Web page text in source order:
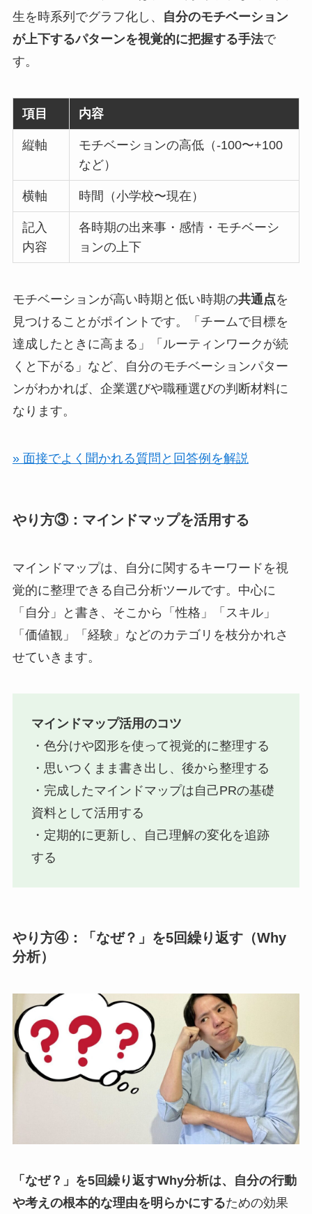
生を時系列でグラフ化し、
自分のモチベーション
が上下するパターンを視覚的に把握する手法で
す。
項目 内容
縦軸
モチベーションの高低（-100〜+100
など）
横軸 時間（小学校〜現在）
記入
内容
各時期の出来事・感情・モチベーシ
ョンの上下
モチベーションが高い時期と低い時期の共通点を
見つけることがポイントです。「チームで目標を
達成したときに高まる」「ルーティンワークが続
くと下がる」など、自分のモチベーションパター
ンがわかれば、企業選びや職種選びの判断材料に
なります。
» 面接でよく聞かれる質問と回答例を解説
やり方③：マインドマップを活用する
マインドマップは、自分に関するキーワードを視
覚的に整理できる自己分析ツールです。中心に
「自分」と書き、そこから「性格」「スキル」
「価値観」「経験」などのカテゴリを枝分かれさ
せていきます。
マインドマップ活用のコツ
・色分けや図形を使って視覚的に整理する
・思いつくまま書き出し、後から整理する
・完成したマインドマップは自己PRの基礎
資料として活用する
・定期的に更新し、自己理解の変化を追跡
する
やり方④：「なぜ？」を5回繰り返す（Why
分析）
「なぜ？」を5回繰り返すWhy分析は、自分の行動
や考えの根本的な理由を明らかにするための効果